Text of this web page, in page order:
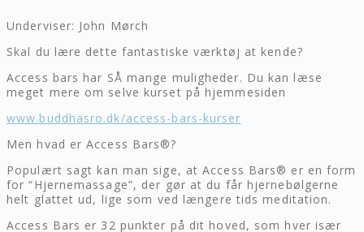
Underviser: John Mørch
Skal du lære dette fantastiske værktøj at kende?
Access bars har SÅ mange muligheder. Du kan læse
meget mere om selve kurset på hjemmesiden
www.buddhasro.dk/access-bars-kurser
Men hvad er Access Bars®?
Populært sagt kan man sige, at Access Bars® er en form
for “Hjernemassage”, der gør at du får hjernebølgerne
helt glattet ud, lige som ved længere tids meditation.
Access Bars er 32 punkter på dit hoved, som hver især